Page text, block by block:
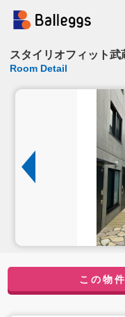
スタイリオフィット
Room Detail
この物